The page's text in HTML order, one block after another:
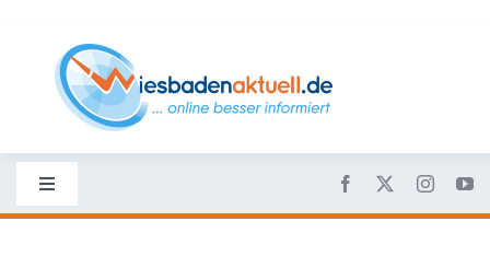
content
Toggle
Navigation